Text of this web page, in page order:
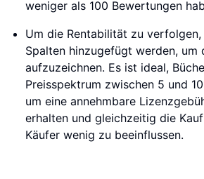
weniger als 100 Bewertungen
Um die Rentabilität zu
Spalten hinzugefügt werden, um
aufzuzeichnen. Es ist ideal,
Preisspektrum zwischen 5 und
um eine annehmbare
erhalten und gleichzeitig die
Käufer wenig zu beeinflussen.